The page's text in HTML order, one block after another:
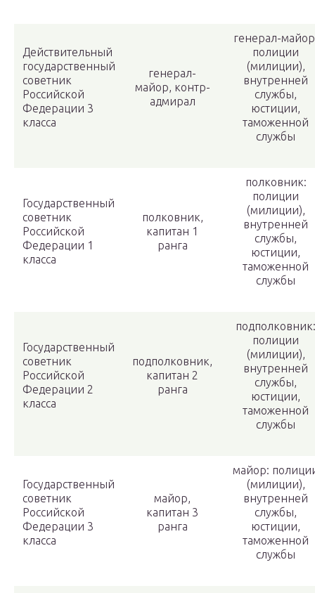
Действительный
государственный
советник
Российской
Федерации 3
класса
генерал-
майор, контр-
адмирал
генерал-
полиции
(милиции),
внутренней
службы,
юстиции,
таможенной
службы
Государственный
советник
Российской
Федерации 1
класса
полковник,
капитан 1
ранга
полковник:
полиции
(милиции),
внутренней
службы,
юстиции,
таможенной
службы
Государственный
советник
Российской
Федерации 2
класса
подполковник,
капитан 2
ранга
подполковник:
полиции
(милиции),
внутренней
службы,
юстиции,
таможенной
службы
Государственный
советник
Российской
Федерации 3
класса
майор,
капитан 3
ранга
майор:
(милиции),
внутренней
службы,
юстиции,
таможенной
службы